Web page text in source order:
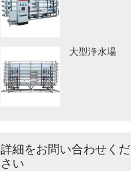
大型浄水場
詳細をお問い合わせくだ
さい